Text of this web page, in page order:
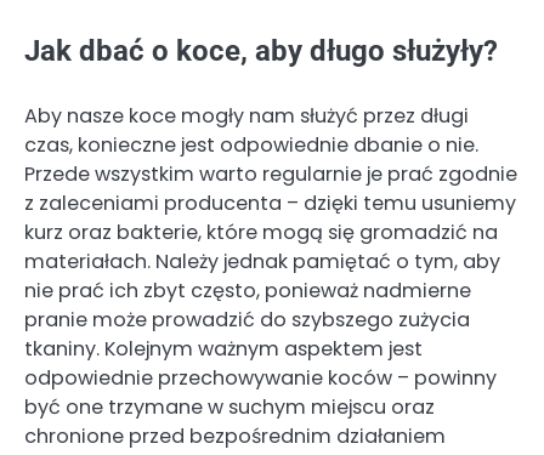
Jak dbać o koce, aby długo służyły?
Aby nasze koce mogły nam służyć przez długi
czas, konieczne jest odpowiednie dbanie o nie.
Przede wszystkim warto regularnie je prać zgodnie
z zaleceniami producenta – dzięki temu usuniemy
kurz oraz bakterie, które mogą się gromadzić na
materiałach. Należy jednak pamiętać o tym, aby
nie prać ich zbyt często, ponieważ nadmierne
pranie może prowadzić do szybszego zużycia
tkaniny. Kolejnym ważnym aspektem jest
odpowiednie przechowywanie koców – powinny
być one trzymane w suchym miejscu oraz
chronione przed bezpośrednim działaniem